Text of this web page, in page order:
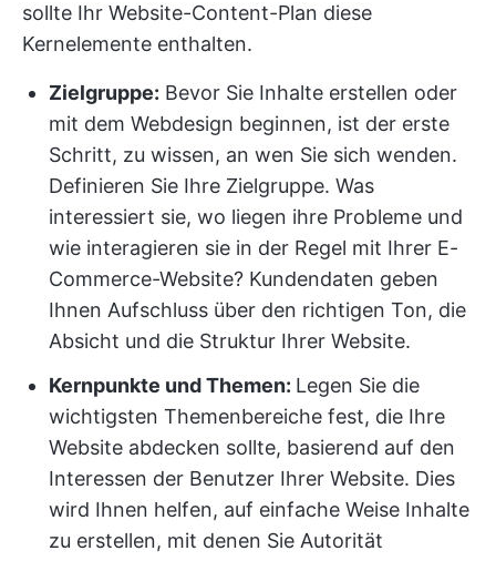
sollte Ihr Website-Content-Plan diese
Kernelemente enthalten.
Zielgruppe: Bevor Sie Inhalte erstellen oder
mit dem Webdesign beginnen, ist der erste
Schritt, zu wissen, an wen Sie sich wenden.
Definieren Sie Ihre Zielgruppe. Was
interessiert sie, wo liegen ihre Probleme und
wie interagieren sie in der Regel mit Ihrer E-
Commerce-Website? Kundendaten geben
Ihnen Aufschluss über den richtigen Ton, die
Absicht und die Struktur Ihrer Website.
Kernpunkte und Themen: Legen Sie die
wichtigsten Themenbereiche fest, die Ihre
Website abdecken sollte, basierend auf den
Interessen der Benutzer Ihrer Website. Dies
wird Ihnen helfen, auf einfache Weise Inhalte
zu erstellen, mit denen Sie Autorität